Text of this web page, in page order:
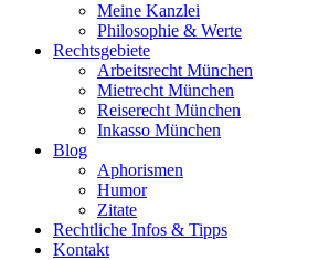
Meine Kanzlei
Philosophie & Werte
Rechtsgebiete
Arbeitsrecht München
Mietrecht München
Reiserecht München
Inkasso München
Blog
Aphorismen
Humor
Zitate
Rechtliche Infos & Tipps
Kontakt